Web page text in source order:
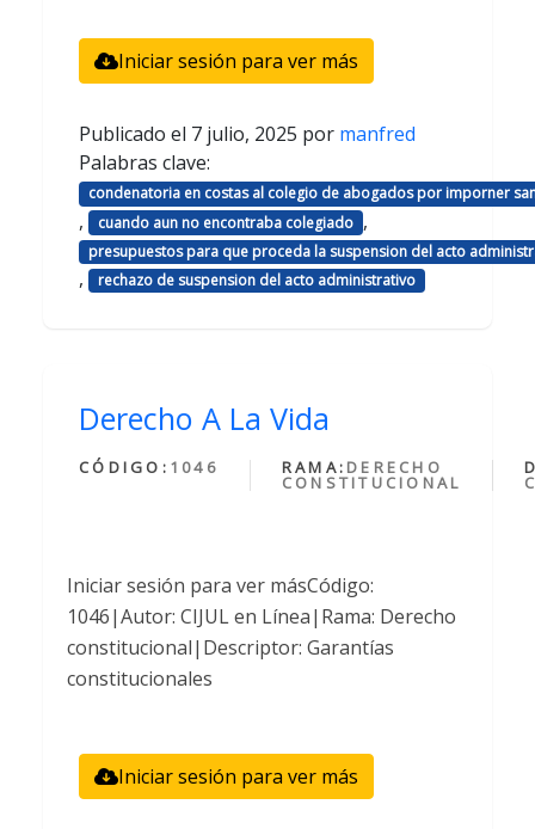
Iniciar sesión para ver más
Publicado el 7 julio, 2025 por manfred
Palabras clave:
condenatoria en costas al colegio de abogados por imporner
, cuando aun no encontraba colegiado ,
presupuestos para que proceda la suspension del acto
, rechazo de suspension del acto administrativo
Derecho A La Vida
CÓDIGO: 1046 RAMA: DERECHO
CONSTITUCIONAL
Iniciar sesión para ver másCódigo:
1046|Autor: CIJUL en Línea|Rama: Derecho
constitucional|Descriptor: Garantías
constitucionales
Iniciar sesión para ver más